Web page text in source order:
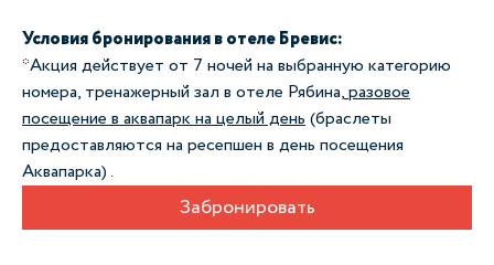
Условия бронирования в отеле Бревис:
*Акция действует от 7 ночей на выбранную категорию
номера, тренажерный зал в отеле Рябина,разовое
посещение в аквапарк на целый день(браслеты
предоставляются на ресепшен в день посещения
Аквапарка) .
Забронировать